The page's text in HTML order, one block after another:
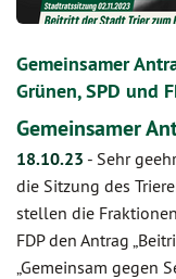
Gemeinsamer
Grünen, SPD und
Gemeinsamer
18.10.23 - Sehr
die Sitzung des
stellen die
FDP den Antrag
„Gemeinsam gegen